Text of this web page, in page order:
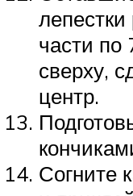
части по
сверху,
центр.
Согните